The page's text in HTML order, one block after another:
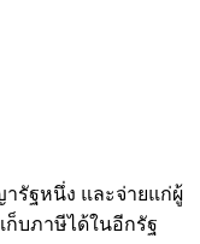
หนึ่ง และจ่ายแก่ผู้
บภาษีได้ในอีกรัฐ